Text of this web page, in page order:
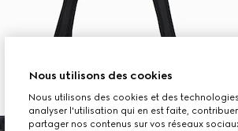
Nous utilisons des cookies
Nous utilisons des cookies et des
analyser l'utilisation qui en est faite,
partager nos contenus sur vos réseaux